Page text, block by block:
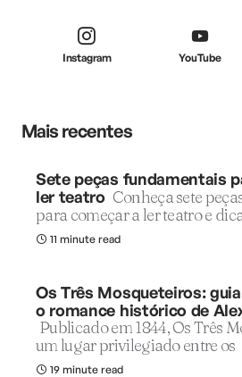
Instagram YouTube
Mais recentes
Sete peças fundamentais
ler teatro Conheça sete
para começar a ler teatro e
11 minute read
Os Três Mosqueteiros:
o romance histórico de
Publicado em 1844, Os Três
um lugar privilegiado entre os
19 minute read